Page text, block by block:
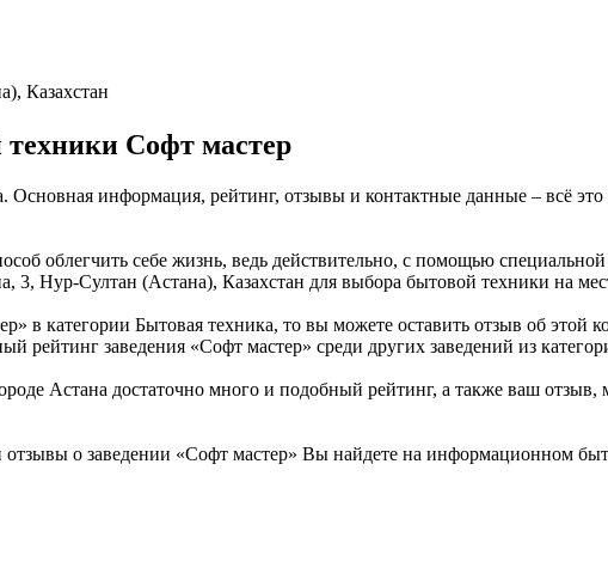
Казахстан
Софт мастер
Основная информация, рейтинг, отзывы и контактные данные – всё
облегчить себе жизнь, ведь действительно, с помощью
3, Нур-Султан (Астана), Казахстан для выбора бытовой техники на
в категории Бытовая техника, то вы можете оставить отзыв об
рейтинг заведения «Софт мастер» среди других заведений из
Астана достаточно много и подобный рейтинг, а также ваш отзыв,
о заведении «Софт мастер» Вы найдете на информационном